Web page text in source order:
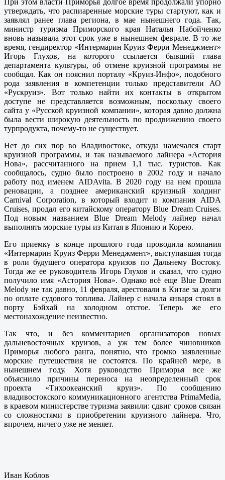
При этом власти Приморья долгое время продолжали упорно
утверждать, что распиаренные морские туры стартуют, как и
заявлял ранее глава региона, в мае нынешнего года. Так,
министр туризма Приморского края Наталья Набойченко
вновь называла этот срок уже в нынешнем феврале. В то же
время, гендиректор «Интермарин Круиз Ферри Менеджмент»
Игорь Глухов, на которого ссылается бывший глава
департамента культуры, об отмене круизной программы не
сообщал. Как он пояснил порталу «Круиз-Инфо», подобного
рода заявления в компетенции только представители АО
«Рускруиз». Вот только найти их контакты в открытом
доступе не представляется возможным, поскольку своего
сайта у «Русской круизной компании», которая давно должна
была вести широкую деятельность по продвижению своего
турпродукта, почему-то не существует.
Нет до сих пор во Владивостоке, откуда намечался старт
круизной программы, и так называемого лайнера «Астория
Нова», рассчитанного на прием 1,1 тыс. туристов. Как
сообщалось, судно было построено в 2002 году и начало
работу под именем AIDAvita. В 2020 году на нем прошла
реновации, а позднее американский круизный холдинг
Carnival Corporation, в который входит и компания AIDA
Cruises, продал его китайскому оператору Blue Dream Cruises.
Под новым названием Blue Dream Melody лайнер начал
выполнять морские туры из Китая в Японию и Корею.
Его приемку в конце прошлого года проводила компания
«Интермарин Круиз Ферри Менеджмент», выступавшая тогда
в роли будущего оператора круизов по Дальнему Востоку.
Тогда же ее руководитель Игорь Глухов и сказал, что судно
получило имя «Астория Нова». Однако всё еще Blue Dream
Melody не так давно, 11 февраля, арестовали в Китае за долги
по оплате судового топлива. Лайнер с начала января стоял в
порту Бэйхай на холодном отстое. Теперь же его
местонахождение неизвестно.
Так что, и без комментариев организаторов новых
дальневосточных круизов, а уж тем более чиновников
Приморья любого ранга, понятно, что громко заявленные
морские путешествия не состоятся. По крайней мере, в
нынешнем году. Хотя руководство Приморья все же
объяснило причины переноса на неопределенный срок
проекта «Тихоокеанский круиз». По сообщению
владивостокского коммуникационного агентства PrimaMedia,
в краевом министерстве туризма заявили: сдвиг сроков связан
со сложностями в приобретении круизного лайнера. Что,
впрочем, ничего уже не меняет.
Иван Коблов